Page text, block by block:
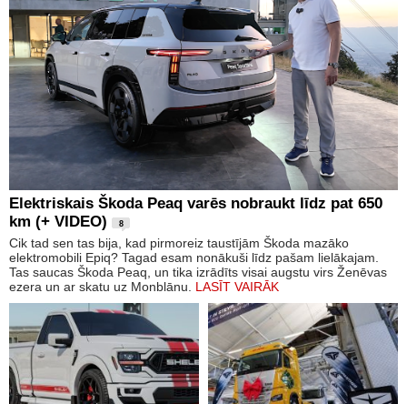
Elektriskais Škoda Peaq varēs nobraukt līdz pat 650
km (+ VIDEO)
8
Cik tad sen tas bija, kad pirmoreiz taustījām Škoda mazāko
elektromobili Epiq? Tagad esam nonākuši līdz pašam lielākajam.
Tas saucas Škoda Peaq, un tika izrādīts visai augstu virs Ženēvas
ezera un ar skatu uz Monblānu. LASĪT VAIRĀK